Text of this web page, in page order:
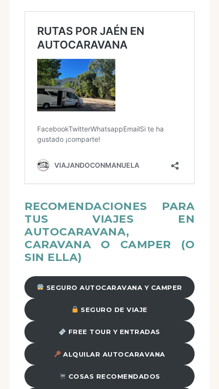
RECOMENDACIONES PARA
TUS VIAJES EN
AUTOCARAVANA,
CARAVANA O CAMPER (O
SIN ELLA)
SEGURO AUTOCARAVANA Y CAMPER
SEGURO DE VIAJE
FREE TOUR Y ENTRADAS
ALQUILAR AUTOCARAVANA
COSAS RECOMENDADOS